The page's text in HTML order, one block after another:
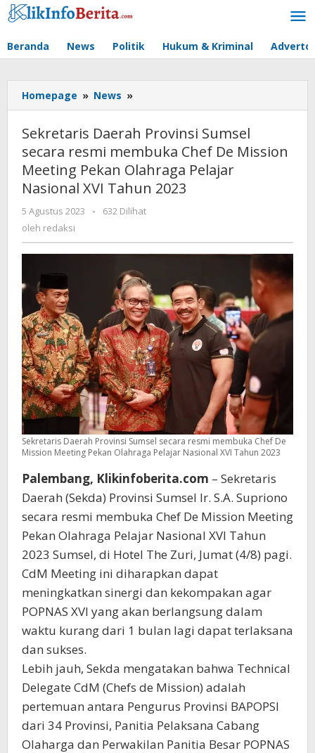
Lewati
ke
Beranda News Politik Hukum & Kriminal
Homepage » News »
Daerah
Sumsel
secara
resmi
membuka
Chef
De
Meeting
Pekan
Olahraga
Pelajar
Nasional
XVI
Tahun
2023
Sekretaris Daerah Provinsi Sumsel
secara resmi membuka Chef De Mission
Meeting Pekan Olahraga Pelajar
Nasional XVI Tahun 2023
5 Agustus 2023
oleh
-
632 Dilihat
oleh redaksi
Sekretaris Daerah Provinsi Sumsel secara resmi membuka Chef De
Mission Meeting Pekan Olahraga Pelajar Nasional XVI Tahun 2023
Palembang, Klikinfoberita.com – Sekretaris
Daerah (Sekda) Provinsi Sumsel Ir. S.A. Supriono
secara resmi membuka Chef De Mission Meeting
Pekan Olahraga Pelajar Nasional XVI Tahun
2023 Sumsel, di Hotel The Zuri, Jumat (4/8) pagi.
CdM Meeting ini diharapkan dapat
meningkatkan sinergi dan kekompakan agar
POPNAS XVI yang akan berlangsung dalam
waktu kurang dari 1 bulan lagi dapat terlaksana
dan sukses.
Lebih jauh, Sekda mengatakan bahwa Technical
Delegate CdM (Chefs de Mission) adalah
pertemuan antara Pengurus Provinsi BAPOPSI
dari 34 Provinsi, Panitia Pelaksana Cabang
Olaharga dan Perwakilan Panitia Besar POPNAS